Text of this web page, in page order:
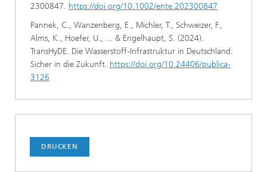
2300847. https://doi.org/10.1002/ente.202300847
Pannek, C., Wanzenberg, E., Michler, T., Schweizer, F.,
Alms, K., Hoefer, U., ... & Engelhaupt, S. (2024).
TransHyDE. Die Wasserstoff-Infrastruktur in Deutschland:
Sicher in die Zukunft. https://doi.org/10.24406/publica-
3126
DRUCKEN